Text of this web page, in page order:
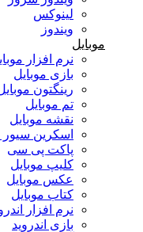
لینوکس
ویندوز
موبایل
نرم افزار
بازی موبایل
رینگتون
تم موبایل
نقشه موبایل
اسکرین سیور
پاکت پی سی
کلیپ موبایل
عکس موبایل
کتاب موبایل
نرم افزار
بازی اندروید